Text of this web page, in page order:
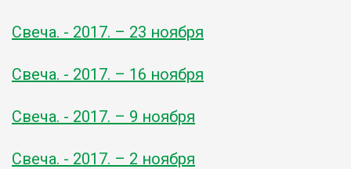
Свеча. - 2017. – 23 ноября
Свеча. - 2017. – 16 ноября
Свеча. - 2017. – 9 ноября
Свеча. - 2017. – 2 ноября